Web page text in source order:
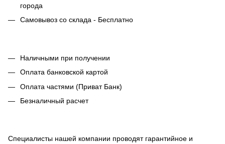
города
Самовывоз со склада - Бесплатно
Наличными при получении
Оплата банковской картой
Оплата частями (Приват Банк)
Безналичный расчет
Специалисты нашей компании проводят гарантийное и